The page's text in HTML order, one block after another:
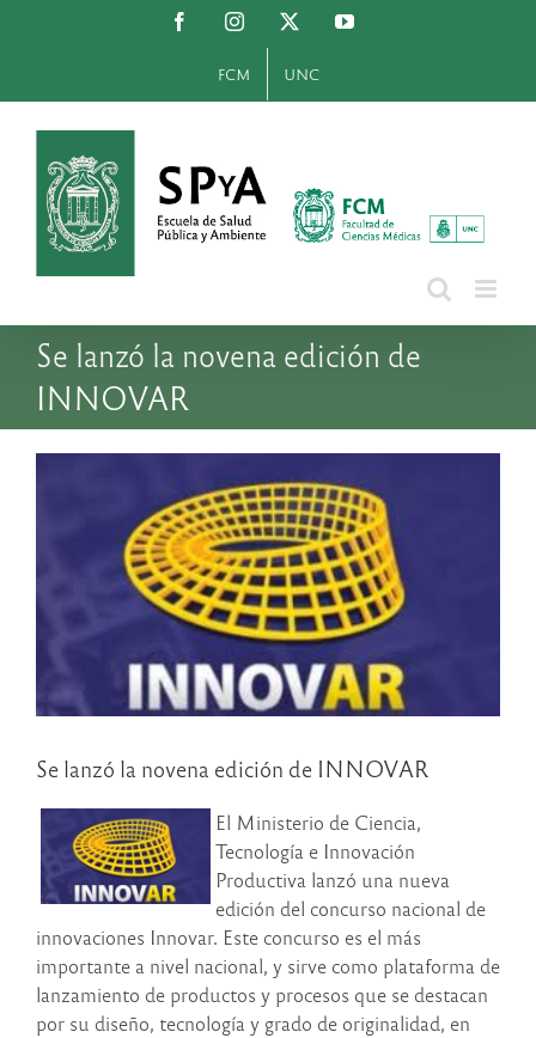
FacebookInstagram YouTube
FCM UNC
Se lanzó la novena edición de
INNOVAR
Se lanzó la novena edición de INNOVAR
El Ministerio de Ciencia,
Tecnología e Innovación
Productiva lanzó una nueva
edición del concurso nacional de
innovaciones Innovar. Este concurso es el más
importante a nivel nacional, y sirve como plataforma de
lanzamiento de productos y procesos que se destacan
por su diseño, tecnología y grado de originalidad, en